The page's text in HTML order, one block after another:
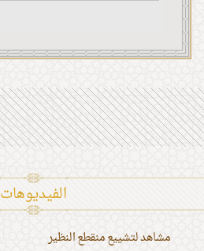
الفیدیوهات
مشاهد لتشييع منقطع النظير